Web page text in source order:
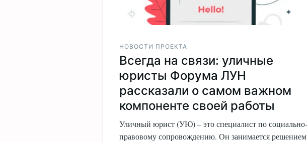
НОВОСТИ ПРОЕКТА
Всегда на связи: уличные
юристы Форума ЛУН
рассказали о самом важном
компоненте своей работы
Уличный юрист (УЮ) – это специалист по социально-
правовому сопровождению. Он занимается решением